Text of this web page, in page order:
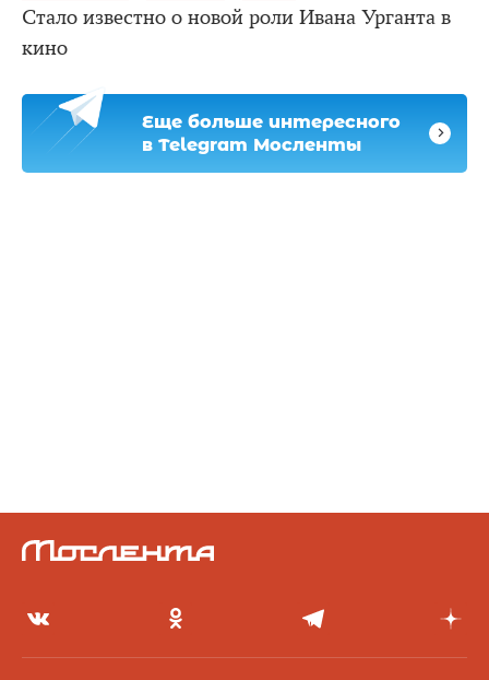
Стало известно о новой роли Ивана Урганта в
кино
Еще больше интересного
в Telegram Мосленты